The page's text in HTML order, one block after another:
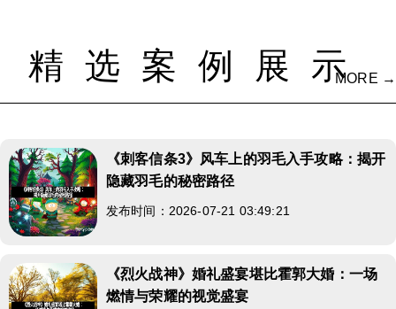
精选案例展示MORE →
《刺客信条3》风车上的羽毛入手攻略：揭开
隐藏羽毛的秘密路径
发布时间：2026-07-21 03:49:21
《烈火战神》婚礼盛宴堪比霍郭大婚：一场
燃情与荣耀的视觉盛宴